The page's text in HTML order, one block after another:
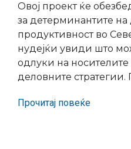
Овој проект ќе
за детерминантите на
продуктивност во
нудејќи увиди што
одлуки на
деловните стратегии.
Прочитај повеќе